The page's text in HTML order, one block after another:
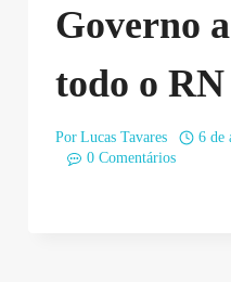
Governo
todo o RN
Por Lucas Tavares
6 de
0 Comentários